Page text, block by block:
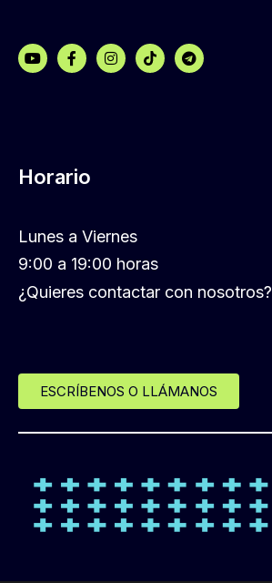
Horario
Lunes a Viernes
9:00 a 19:00 horas
¿Quieres contactar con nosotros?
ESCRÍBENOS O LLÁMANOS